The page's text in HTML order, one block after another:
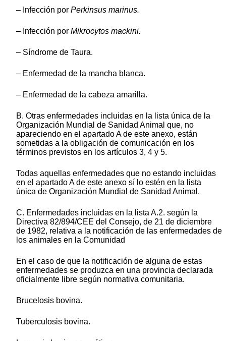
– Infección por Perkinsus marinus.
– Infección por Mikrocytos mackini.
– Síndrome de Taura.
– Enfermedad de la mancha blanca.
– Enfermedad de la cabeza amarilla.
B. Otras enfermedades incluidas en la lista única de la
Organización Mundial de Sanidad Animal que, no
apareciendo en el apartado A de este anexo, están
sometidas a la obligación de comunicación en los
términos previstos en los artículos 3, 4 y 5.
Todas aquellas enfermedades que no estando incluidas
en el apartado A de este anexo sí lo estén en la lista
única de Organización Mundial de Sanidad Animal.
C. Enfermedades incluidas en la lista A.2. según la
Directiva 82/894/CEE del Consejo, de 21 de diciembre
de 1982, relativa a la notificación de las enfermedades de
los animales en la Comunidad
En el caso de que la notificación de alguna de estas
enfermedades se produzca en una provincia declarada
oficialmente libre según normativa comunitaria.
Brucelosis bovina.
Tuberculosis bovina.